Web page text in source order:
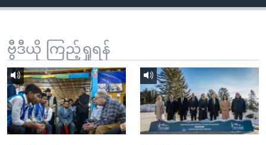
ဗွီဒီယို ကြည့်ရှုရန်